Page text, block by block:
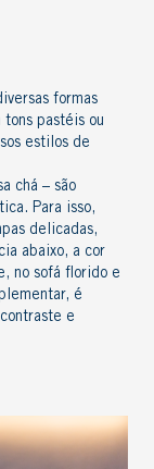
formas
pastéis ou
estilos de
chá – são
. Para isso,
delicadas,
abaixo, a cor
no sofá florido e
é
e